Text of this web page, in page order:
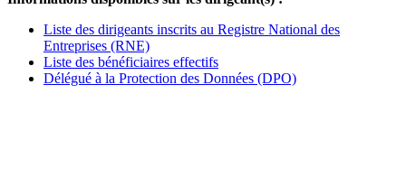
Liste des dirigeants inscrits au Registre National des
Entreprises (RNE)
Liste des bénéficiaires effectifs
Délégué à la Protection des Données (DPO)